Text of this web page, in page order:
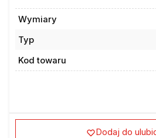
Wymiary
Typ
Kod towaru
Dodaj do